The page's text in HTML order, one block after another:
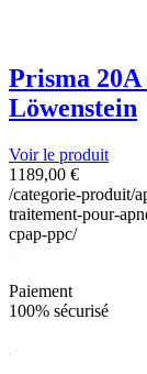
Prisma
Löwenstein
Voir le produit
1189,00 €
/categorie-produit/
traitement-pour-
cpap-ppc/
Paiement
100% sécurisé